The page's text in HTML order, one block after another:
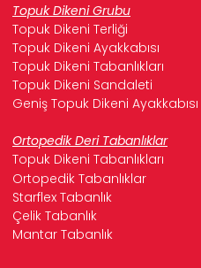
Topuk Dikeni Grubu
Topuk Dikeni Terliği
Topuk Dikeni Ayakkabısı
Topuk Dikeni Tabanlıkları
Topuk Dikeni Sandaleti
Geniş Topuk Dikeni Ayakkabısı
Ortopedik Deri Tabanlıklar
Topuk Dikeni Tabanlıkları
Ortopedik Tabanlıklar
Starflex Tabanlık
Çelik Tabanlık
Mantar Tabanlık